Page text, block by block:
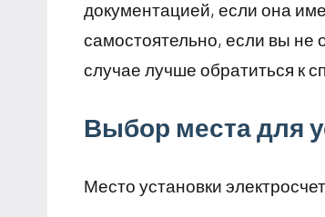
документацией, если она
самостоятельно, если вы
случае лучше обратиться к
Выбор места для
Место установки